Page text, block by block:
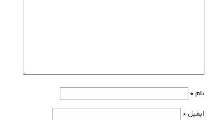
نام*
ایمیل*